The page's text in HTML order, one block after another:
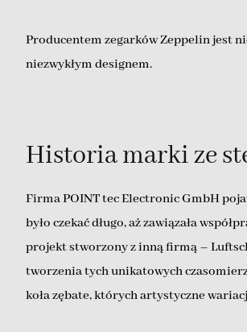
Producentem zegarków Zeppelin jest
niezwykłym designem.
Historia marki ze
Firma POINT tec Electronic GmbH
było czekać długo, aż zawiązała
projekt stworzony z inną firmą –
tworzenia tych unikatowych
koła zębate, których artystyczne